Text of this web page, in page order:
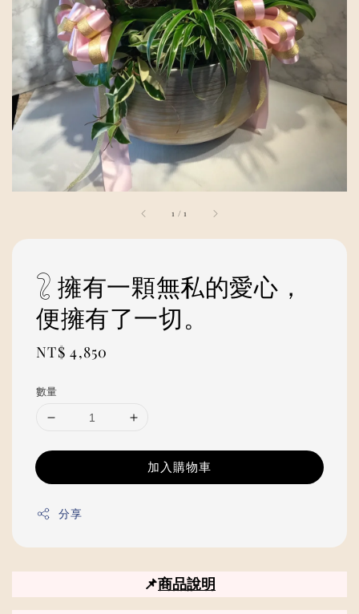
1 /1
𓃇 擁有一顆無私的愛心，
便擁有了一切。
Regular
NT$ 4,850
數量
加入購物車
分享
📌商品說明